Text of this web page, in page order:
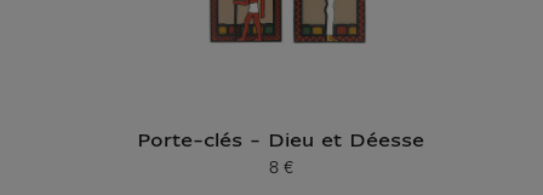
Porte-clés - Dieu et Déesse
Prix ​​actuel
8 €